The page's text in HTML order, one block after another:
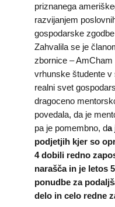
priznanega
razvijanjem
gospodarske
Zahvalila se je
zbornice –
vrhunske študente v
realni svet
dragoceno
povedala, da je
pa je pomembno, da
podjetjih kjer so
4 dobili redno
narašča in je letos
ponudbe za
delo in celo redne